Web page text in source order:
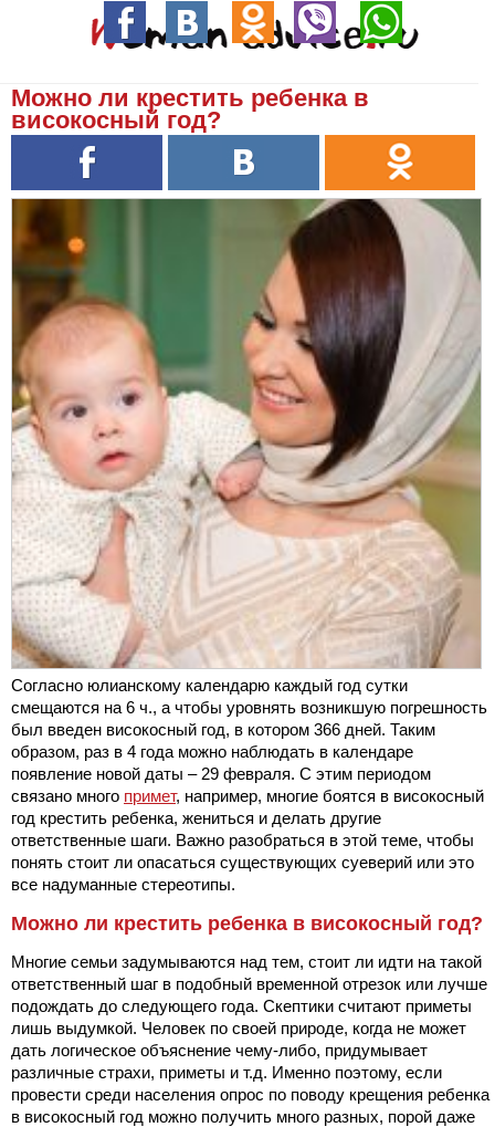
Можно ли крестить ребенка в
високосный год?
Согласно юлианскому календарю каждый год сутки
смещаются на 6 ч., а чтобы уровнять возникшую погрешность
был введен високосный год, в котором 366 дней. Таким
образом, раз в 4 года можно наблюдать в календаре
появление новой даты – 29 февраля. С этим периодом
связано много примет, например, многие боятся в високосный
год крестить ребенка, жениться и делать другие
ответственные шаги. Важно разобраться в этой теме, чтобы
понять стоит ли опасаться существующих суеверий или это
все надуманные стереотипы.
Можно ли крестить ребенка в високосный год?
Многие семьи задумываются над тем, стоит ли идти на такой
ответственный шаг в подобный временной отрезок или лучше
подождать до следующего года. Скептики считают приметы
лишь выдумкой. Человек по своей природе, когда не может
дать логическое объяснение чему-либо, придумывает
различные страхи, приметы и т.д. Именно поэтому, если
провести среди населения опрос по поводу крещения ребенка
в високосный год можно получить много разных, порой даже